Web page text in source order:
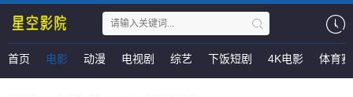
首页 电影 动漫 电视剧 综艺 下饭短剧 4K电影 体育